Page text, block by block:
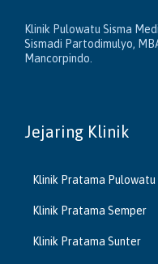
Klinik Pulowatu Sisma
Sismadi Partodimulyo,
Mancorpindo.
Jejaring Klinik
Klinik Pratama Pulowatu
Klinik Pratama Semper
Klinik Pratama Sunter